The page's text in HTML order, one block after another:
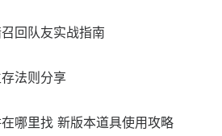
回队友实战指南
法则分享
哪里找 新版本道具使用攻略